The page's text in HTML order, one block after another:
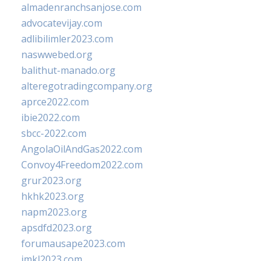
almadenranchsanjose.com
advocatevijay.com
adlibilimler2023.com
naswwebed.org
balithut-manado.org
alteregotradingcompany.org
aprce2022.com
ibie2022.com
sbcc-2022.com
AngolaOilAndGas2022.com
Convoy4Freedom2022.com
grur2023.org
hkhk2023.org
napm2023.org
apsdfd2023.org
forumausape2023.com